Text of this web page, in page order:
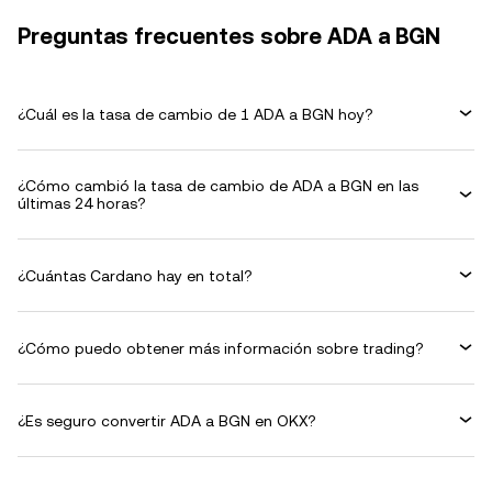
Preguntas frecuentes sobre ADA a BGN
¿Cuál es la tasa de cambio de 1 ADA a BGN hoy?
¿Cómo cambió la tasa de cambio de ADA a BGN en las
últimas 24 horas?
¿Cuántas Cardano hay en total?
¿Cómo puedo obtener más información sobre trading?
¿Es seguro convertir ADA a BGN en OKX?